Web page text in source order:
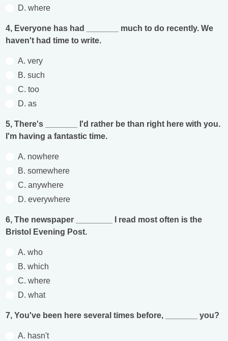
D. where
4, Everyone has had _______ much to do recently. We
haven't had time to write.
A. very
B. such
C. too
D. as
5, There's _______ I'd rather be than right here with you.
I'm having a fantastic time.
A. nowhere
B. somewhere
C. anywhere
D. everywhere
6, The newspaper ________ I read most often is the
Bristol Evening Post.
A. who
B. which
C. where
D. what
7, You've been here several times before, _______ you?
A. hasn't